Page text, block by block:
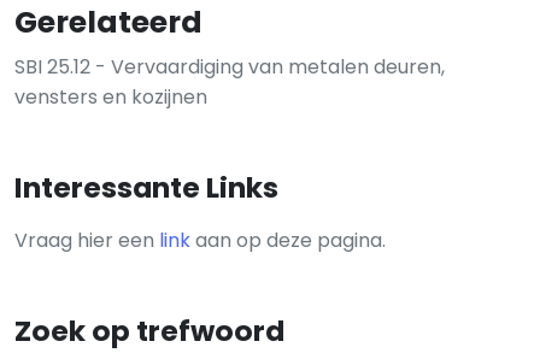
Gerelateerd
SBI 25.12 - Vervaardiging van metalen deuren,
vensters en kozijnen
Interessante Links
Vraag hier een linkaan op deze pagina.
Zoek op trefwoord